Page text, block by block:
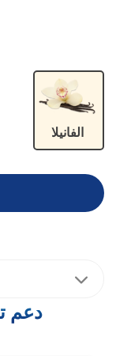
الفانيلا
دعم